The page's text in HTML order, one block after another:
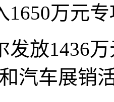
万元专
1436万
汽车展销